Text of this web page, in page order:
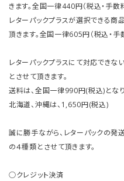
きます。全国一律440円（税込・手数
レターパックプラスが選択できる商
頂きます。全国一律605円（税込・手
レターパックプラスにて対応できな
とさせて頂きます。
送料は、全国一律990円(税込)となり
北海道、沖縄は、1,650円(税込)
誠に勝手ながら、レターパックの
の４種類とさせて頂きます。
○クレジット決済